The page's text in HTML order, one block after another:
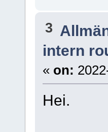
3
intern
« on:
Hei.